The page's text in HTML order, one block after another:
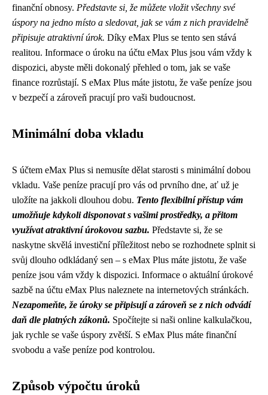
finanční obnosy. Představte si, že můžete vložit všechny své
úspory na jedno místo a sledovat, jak se vám z nich pravidelně
připisuje atraktivní úrok. Díky eMax Plus se tento sen stává
realitou. Informace o úroku na účtu eMax Plus jsou vám vždy k
dispozici, abyste měli dokonalý přehled o tom, jak se vaše
finance rozrůstají. S eMax Plus máte jistotu, že vaše peníze jsou
v bezpečí a zároveň pracují pro vaši budoucnost.
Minimální doba vkladu
S účtem eMax Plus si nemusíte dělat starosti s minimální dobou
vkladu. Vaše peníze pracují pro vás od prvního dne, ať už je
uložíte na jakkoli dlouhou dobu. Tento flexibilní přístup vám
umožňuje kdykoli disponovat s vašimi prostředky, a přitom
využívat atraktivní úrokovou sazbu. Představte si, že se
naskytne skvělá investiční příležitost nebo se rozhodnete splnit si
svůj dlouho odkládaný sen – s eMax Plus máte jistotu, že vaše
peníze jsou vám vždy k dispozici. Informace o aktuální úrokové
sazbě na účtu eMax Plus naleznete na internetových stránkách.
Nezapomeňte, že úroky se připisují a zároveň se z nich odvádí
daň dle platných zákonů. Spočítejte si naši online kalkulačkou,
jak rychle se vaše úspory zvětší. S eMax Plus máte finanční
svobodu a vaše peníze pod kontrolou.
Způsob výpočtu úroků